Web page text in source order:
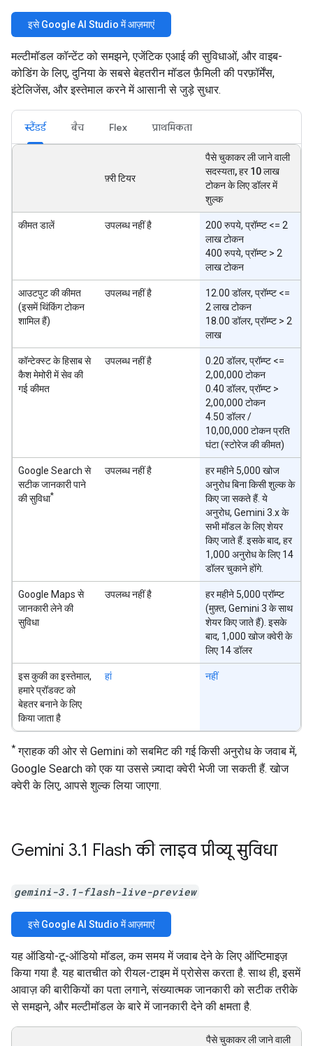
इसे Google AI Studio में आज़माएं
मल्टीमॉडल कॉन्टेंट को समझने, एजेंटिक एआई की सुविधाओं, और वाइब-
कोडिंग के लिए, दुनिया के सबसे बेहतरीन मॉडल फ़ैमिली की परफ़ॉर्मेंस,
इंटेलिजेंस, और इस्तेमाल करने में आसानी से जुड़े सुधार.
स्टैंडर्ड बैच Flex प्राथमिकता
फ़्री टियर
पैसे चुकाकर ली जाने वाली
सदस्यता, हर 10 लाख
टोकन के लिए डॉलर में
शुल्क
कीमत डालें उपलब्ध नहीं है
200 रुपये, प्रॉम्प्ट <= 2
लाख टोकन
400 रुपये, प्रॉम्प्ट > 2
लाख टोकन
आउटपुट की कीमत
(इसमें थिंकिंग टोकन
शामिल हैं)
उपलब्ध नहीं है
12.00 डॉलर, प्रॉम्प्ट <=
2 लाख टोकन
18.00 डॉलर, प्रॉम्प्ट > 2
लाख
कॉन्टेक्स्ट के हिसाब से
कैश मेमोरी में सेव की
गई कीमत
उपलब्ध नहीं है
0.20 डॉलर, प्रॉम्प्ट <=
2,00,000 टोकन
0.40 डॉलर, प्रॉम्प्ट >
2,00,000 टोकन
4.50 डॉलर /
10,00,000 टोकन प्रति
घंटा (स्टोरेज की कीमत)
Google Search से
सटीक जानकारी पाने
की सुविधा*
उपलब्ध नहीं है
हर महीने 5,000 खोज
अनुरोध बिना किसी शुल्क के
किए जा सकते हैं. ये
अनुरोध, Gemini 3.x के
सभी मॉडल के लिए शेयर
किए जाते हैं. इसके बाद, हर
1,000 अनुरोध के लिए 14
डॉलर चुकाने होंगे.
Google Maps से
जानकारी लेने की
सुविधा
उपलब्ध नहीं है
हर महीने 5,000 प्रॉम्प्ट
(मुफ़्त, Gemini 3 के साथ
शेयर किए जाते हैं). इसके
बाद, 1,000 खोज क्वेरी के
लिए 14 डॉलर
इस कुकी का इस्तेमाल,
हमारे प्रॉडक्ट को
बेहतर बनाने के लिए
किया जाता है
हां नहीं
* ग्राहक की ओर से Gemini को सबमिट की गई किसी अनुरोध के जवाब में,
Google Search को एक या उससे ज़्यादा क्वेरी भेजी जा सकती हैं. खोज
क्वेरी के लिए, आपसे शुल्क लिया जाएगा.
Gemini 3.1 Flash की लाइव प्रीव्यू सुविधा
gemini-3.1-flash-live-preview
इसे Google AI Studio में आज़माएं
यह ऑडियो-टू-ऑडियो मॉडल, कम समय में जवाब देने के लिए ऑप्टिमाइज़
किया गया है. यह बातचीत को रीयल-टाइम में प्रोसेस करता है. साथ ही, इसमें
आवाज़ की बारीकियों का पता लगाने, संख्यात्मक जानकारी को सटीक तरीके
से समझने, और मल्टीमॉडल के बारे में जानकारी देने की क्षमता है.
पैसे चुकाकर ली जाने वाली